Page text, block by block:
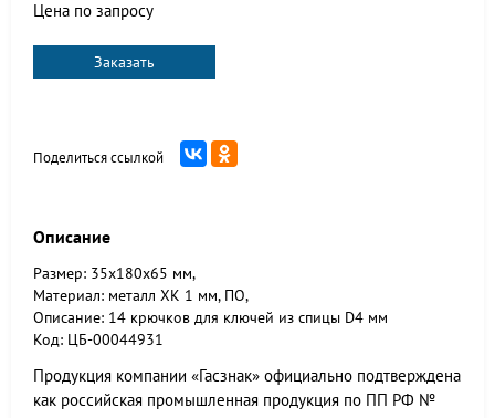
Цена по запросу
Заказать
Поделиться ссылкой
Описание
Размер: 35x180x65 мм,
Материал: металл ХК 1 мм, ПО,
Описание: 14 крючков для ключей из спицы D4 мм
Код: ЦБ-00044931
Продукция компании «Гасзнак» официально подтверждена
как российская промышленная продукция по ПП РФ №